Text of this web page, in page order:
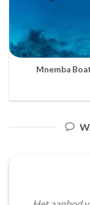
Mnemba